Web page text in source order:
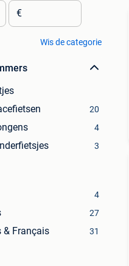
€
Wis de categorie
20
4
3
4
27
& Français 31